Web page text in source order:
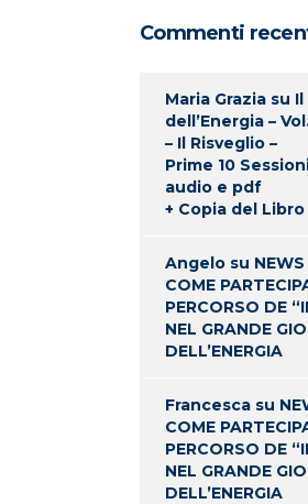
Commenti
Maria Grazia su Il
dell’Energia –
– Il Risveglio –
Prime 10
audio e pdf
+ Copia del
Angelo su
COME
PERCORSO DE
NEL GRANDE
DELL’ENERGIA
Francesca su
COME
PERCORSO DE
NEL GRANDE
DELL’ENERGIA